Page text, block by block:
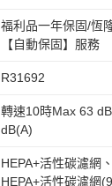
福利品一年保固/恆
【自動保固】服務
R31692
轉速10時Max 63
dB(A)
HEPA+活性碳濾網
HEPA+活性碳濾網